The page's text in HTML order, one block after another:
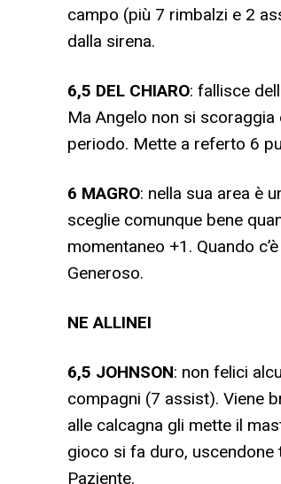
campo (più 7 rimbalzi e 2
dalla sirena.
6,5 DEL CHIARO: fallisce
Ma Angelo non si
periodo. Mette a referto 6
6 MAGRO: nella sua area è
sceglie comunque bene
momentaneo +1. Quando
Generoso.
NE ALLINEI
6,5 JOHNSON: non felici
compagni (7 assist). Viene
alle calcagna gli mette il
gioco si fa duro,
Paziente.